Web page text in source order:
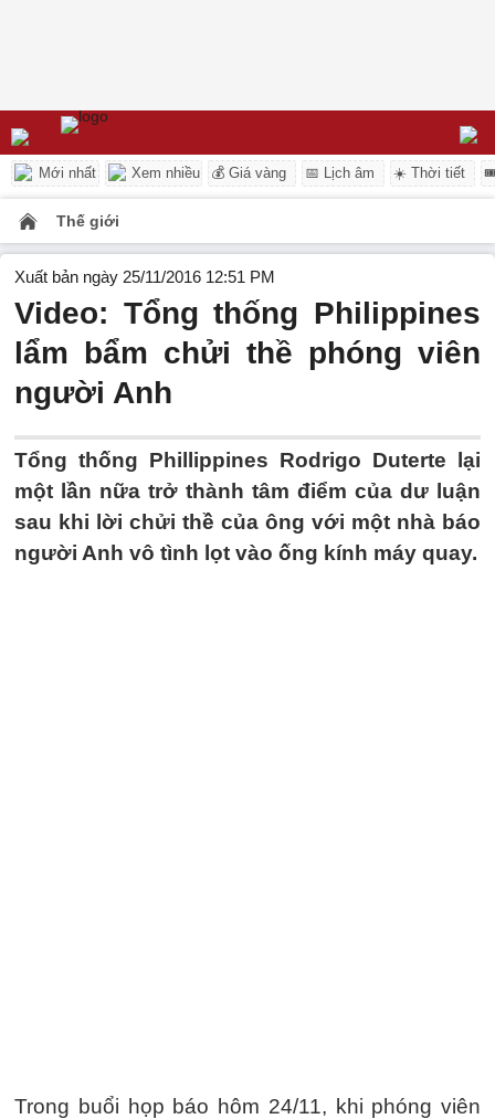
Mới nhất Xem nhiều 💰 Giá vàng 📅 Lịch âm ☀️ Thời tiết
Thế giới
Xuất bản ngày 25/11/2016 12:51 PM
Video: Tổng thống Philippines
lẩm bẩm chửi thề phóng viên
người Anh
Tổng thống Phillippines Rodrigo Duterte lại
một lần nữa trở thành tâm điểm của dư luận
sau khi lời chửi thề của ông với một nhà báo
người Anh vô tình lọt vào ống kính máy quay.
Trong buổi họp báo hôm 24/11, khi phóng viên